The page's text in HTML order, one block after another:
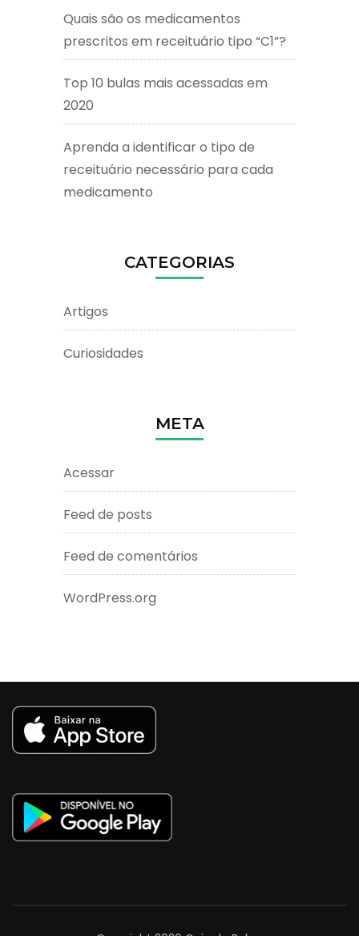
Quais são os medicamentos
prescritos em receituário tipo “C1”?
Top 10 bulas mais acessadas em
2020
Aprenda a identificar o tipo de
receituário necessário para cada
medicamento
CATEGORIAS
Artigos
Curiosidades
META
Acessar
Feed de posts
Feed de comentários
WordPress.org